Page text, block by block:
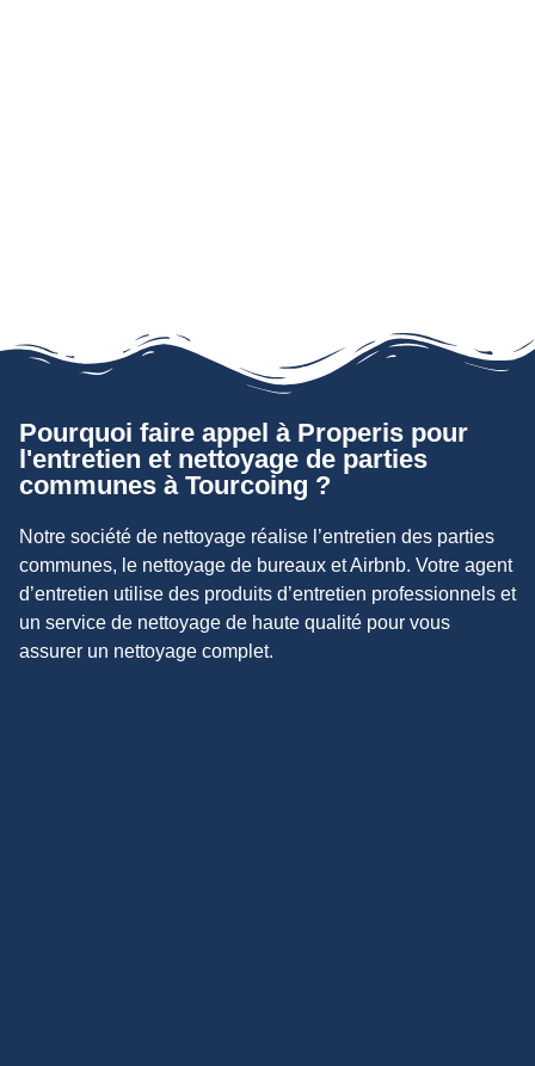
Pourquoi faire appel à Properis pour
l'entretien et nettoyage de parties
communes à Tourcoing ?
Notre société de nettoyage réalise l’entretien des parties
communes, le nettoyage de bureaux et Airbnb. Votre agent
d’entretien utilise des produits d’entretien professionnels et
un service de nettoyage de haute qualité pour vous
assurer un nettoyage complet.